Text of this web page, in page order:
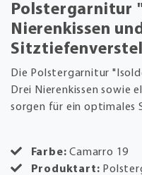
Polstergarnitur
Nierenkissen
Die Polstergarnitur
Drei Nierenkissen sowie
sorgen für ein optimales
Farbe: Camarro 19
Produktart: